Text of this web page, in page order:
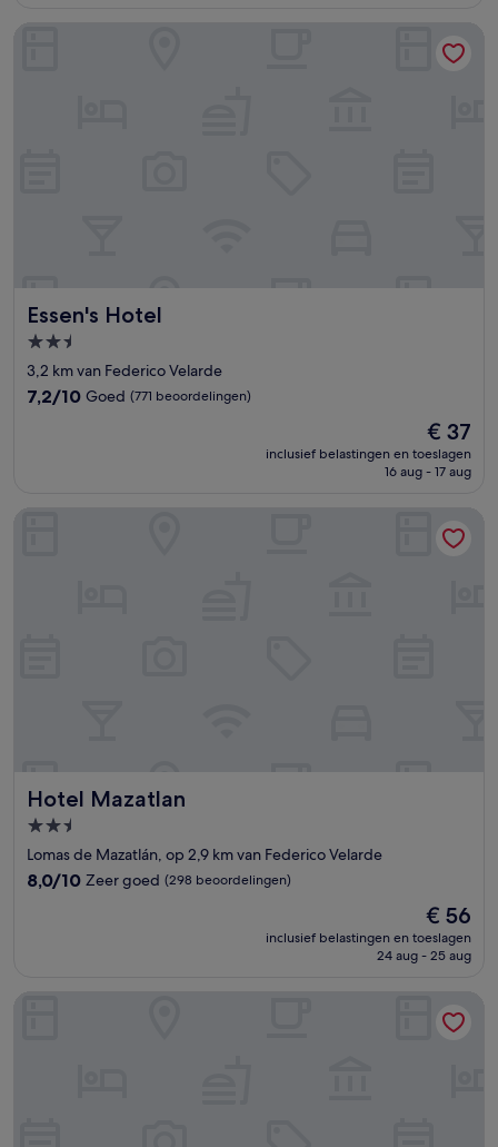
Essen's Hotel
Essen's Hotel
2.5-
sterrenaccommodatie
3,2 km van Federico Velarde
7.2
7,2/10 Goed (771 beoordelingen)
De
prijs
is
€ 37
inclusief belastingen en toeslagen
16 aug - 17 aug
Hotel Mazatlan
Hotel Mazatlan
2.5-
sterrenaccommodatie
Lomas de Mazatlán, op 2,9 km van Federico Velarde
8.0
beoordelingen)
8,0/10 Zeer goed (298 beoordelingen)
De
prijs
is
€ 56
inclusief belastingen en toeslagen
24 aug - 25 aug
Hotel Mazatlan